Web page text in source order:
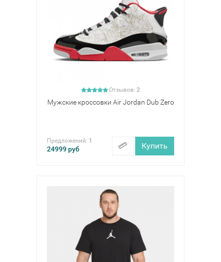
Отзывов: 2
Мужские кроссовки Air Jordan Dub Zero
Предложений: 1
24999руб Купить